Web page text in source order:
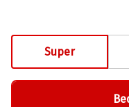
Super